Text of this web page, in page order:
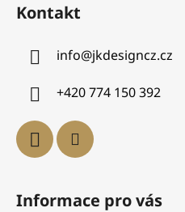
Kontakt
info@jkdesigncz.cz
+420 774 150 392
Informace pro vás